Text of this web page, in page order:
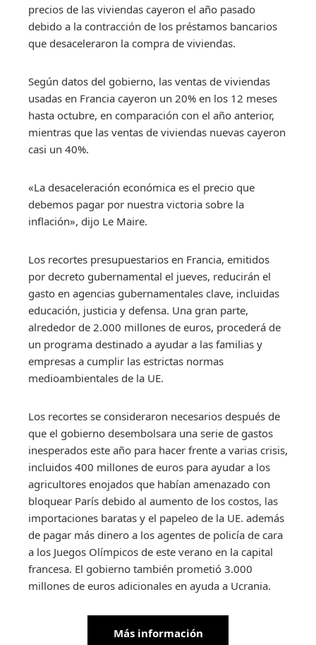
precios de las viviendas cayeron el año pasado
debido a la contracción de los préstamos bancarios
que desaceleraron la compra de viviendas.
Según datos del gobierno, las ventas de viviendas
usadas en Francia cayeron un 20% en los 12 meses
hasta octubre, en comparación con el año anterior,
mientras que las ventas de viviendas nuevas cayeron
casi un 40%.
«La desaceleración económica es el precio que
debemos pagar por nuestra victoria sobre la
inflación», dijo Le Maire.
Los recortes presupuestarios en Francia, emitidos
por decreto gubernamental el jueves, reducirán el
gasto en agencias gubernamentales clave, incluidas
educación, justicia y defensa. Una gran parte,
alrededor de 2.000 millones de euros, procederá de
un programa destinado a ayudar a las familias y
empresas a cumplir las estrictas normas
medioambientales de la UE.
Los recortes se consideraron necesarios después de
que el gobierno desembolsara una serie de gastos
inesperados este año para hacer frente a varias crisis,
incluidos 400 millones de euros para ayudar a los
agricultores enojados que habían amenazado con
bloquear París debido al aumento de los costos, las
importaciones baratas y el papeleo de la UE. además
de pagar más dinero a los agentes de policía de cara
a los Juegos Olímpicos de este verano en la capital
francesa. El gobierno también prometió 3.000
millones de euros adicionales en ayuda a Ucrania.
Más información